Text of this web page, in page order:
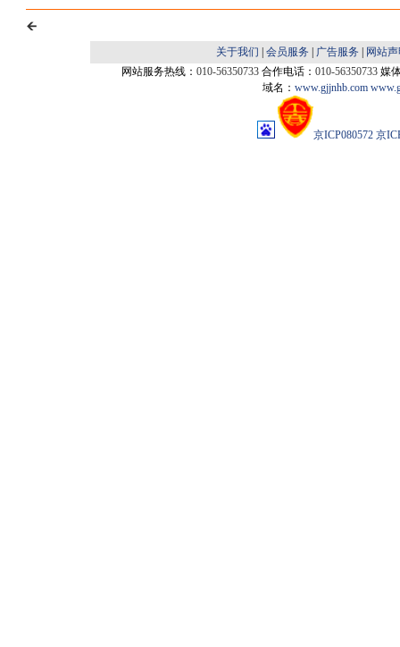
关于我们 会员服务 广告服务
网站
网站服务热线： 010-56350733 合作电话： 010-56350733 媒
域名： www.gjjnhb.com
京ICP080572 京